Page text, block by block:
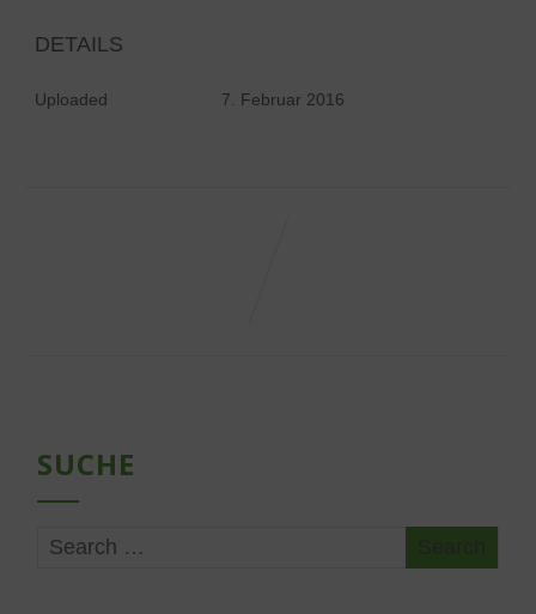
DETAILS
Uploaded 7. Februar 2016
SUCHE